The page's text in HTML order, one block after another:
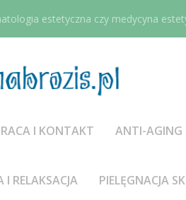
estetyczna czy medycyna
I KONTAKT ANTI-AGING
I RELAKSACJA PIELĘGNACJA